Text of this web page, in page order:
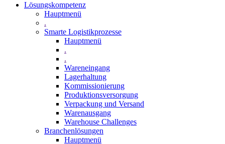
Lösungskompetenz
Hauptmenü
.
Smarte Logistikprozesse
Hauptmenü
.
.
Wareneingang
Lagerhaltung
Kommissionierung
Produktionsversorgung
Verpackung und Versand
Warenausgang
Warehouse Challenges
Branchenlösungen
Hauptmenü